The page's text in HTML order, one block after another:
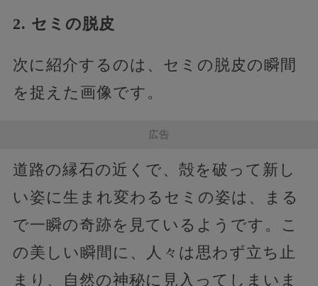
2. セミの脱皮
次に紹介するのは、セミの脱皮の瞬間
を捉えた画像です。
広告
道路の縁石の近くで、殻を破って新し
い姿に生まれ変わるセミの姿は、まる
で一瞬の奇跡を見ているようです。こ
の美しい瞬間に、人々は思わず立ち止
まり、自然の神秘に見入ってしまいま